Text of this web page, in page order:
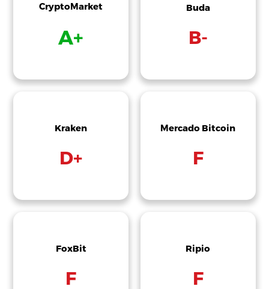
CryptoMarket
A+
Buda
B-
Kraken
D+
Mercado Bitcoin
F
FoxBit
F
Ripio
F